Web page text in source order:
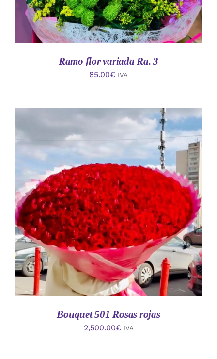
Ramo flor variada Ra. 3
85.00€ IVA
AÑADIR AL CARRITO
/
DETALLES
Bouquet 501 Rosas rojas
2,500.00€ IVA